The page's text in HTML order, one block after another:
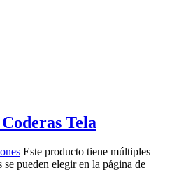
Tela
Este producto tiene múltiples
pueden elegir en la página de